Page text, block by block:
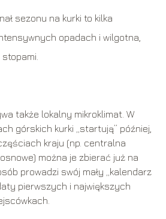
sezonu na kurki to kilka
opadach i wilgotna,
także lokalny mikroklimat. W
górskich kurki „startują” później,
kraju (np. centralna
można je zbierać już na
prowadzi swój mały „kalendarz
pierwszych i największych